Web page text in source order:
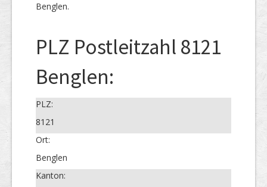
Benglen.
PLZ Postleitzahl 8121
Benglen:
PLZ:
8121
Ort:
Benglen
Kanton: